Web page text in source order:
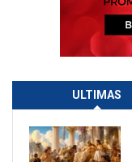
ULTIMAS